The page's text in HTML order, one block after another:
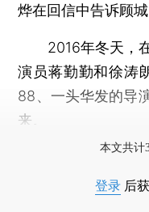
烨在回信中告诉顾城
2016年冬天，在
演员蒋勤勤和徐涛
88、一头华发的导
来。
本文共计
登录 后